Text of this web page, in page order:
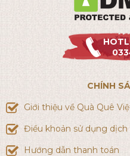
CHÍNH
Giới thiệu về Quà Quê
Điều khoản sử dụng dịch
Hướng dẫn thanh toán